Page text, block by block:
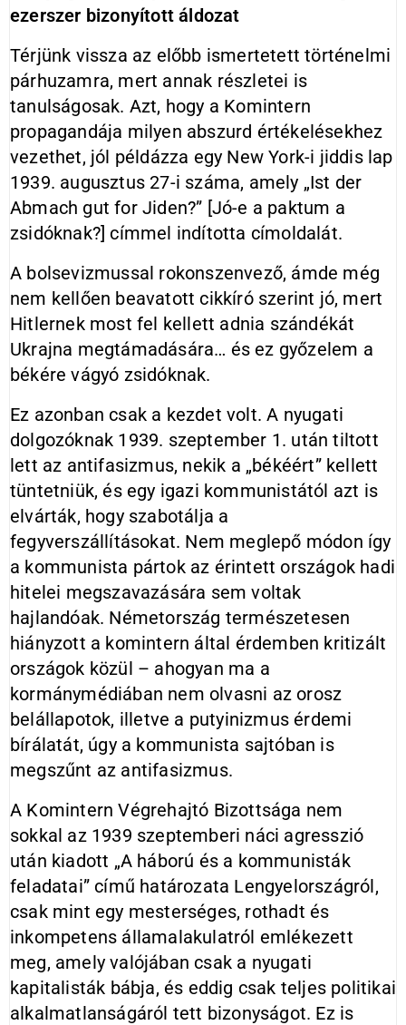
ezerszer bizonyított áldozat
Térjünk vissza az előbb ismertetett történelmi
párhuzamra, mert annak részletei is
tanulságosak. Azt, hogy a Komintern
propagandája milyen abszurd értékelésekhez
vezethet, jól példázza egy New York-i jiddis lap
1939. augusztus 27-i száma, amely „Ist der
Abmach gut for Jiden?” [Jó-e a paktum a
zsidóknak?] címmel indította címoldalát.
A bolsevizmussal rokonszenvező, ámde még
nem kellően beavatott cikkíró szerint jó, mert
Hitlernek most fel kellett adnia szándékát
Ukrajna megtámadására… és ez győzelem a
békére vágyó zsidóknak.
Ez azonban csak a kezdet volt. A nyugati
dolgozóknak 1939. szeptember 1. után tiltott
lett az antifasizmus, nekik a „békéért” kellett
tüntetniük, és egy igazi kommunistától azt is
elvárták, hogy szabotálja a
fegyverszállításokat. Nem meglepő módon így
a kommunista pártok az érintett országok hadi
hitelei megszavazására sem voltak
hajlandóak. Németország természetesen
hiányzott a komintern által érdemben kritizált
országok közül – ahogyan ma a
kormánymédiában nem olvasni az orosz
belállapotok, illetve a putyinizmus érdemi
bírálatát, úgy a kommunista sajtóban is
megszűnt az antifasizmus.
A Komintern Végrehajtó Bizottsága nem
sokkal az 1939 szeptemberi náci agresszió
után kiadott „A háború és a kommunisták
feladatai” című határozata Lengyelországról,
csak mint egy mesterséges, rothadt és
inkompetens államalakulatról emlékezett
meg, amely valójában csak a nyugati
kapitalisták bábja, és eddig csak teljes politikai
alkalmatlanságáról tett bizonyságot. Ez is